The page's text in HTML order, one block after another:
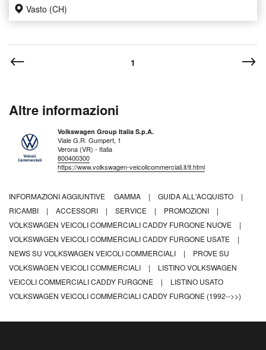
Vasto (CH)
1
Altre informazioni
Volkswagen Group Italia S.p.A.
Viale G.R. Gumpert, 1
Verona (VR) - Italia
800400300
https://www.volkswagen-veicolicommerciali.it/it.html
INFORMAZIONI AGGIUNTIVE GAMMA | GUIDA ALL'ACQUISTO
|
RICAMBI
| ACCESSORI | SERVICE | PROMOZIONI
|
VOLKSWAGEN VEICOLI COMMERCIALI CADDY FURGONE NUOVE
|
VOLKSWAGEN VEICOLI COMMERCIALI CADDY FURGONE USATE
|
NEWS SU VOLKSWAGEN VEICOLI COMMERCIALI
|
PROVE SU
VOLKSWAGEN VEICOLI COMMERCIALI
|
LISTINO VOLKSWAGEN
VEICOLI COMMERCIALI CADDY FURGONE
|
LISTINO USATO
VOLKSWAGEN VEICOLI COMMERCIALI CADDY FURGONE (1992-->>)